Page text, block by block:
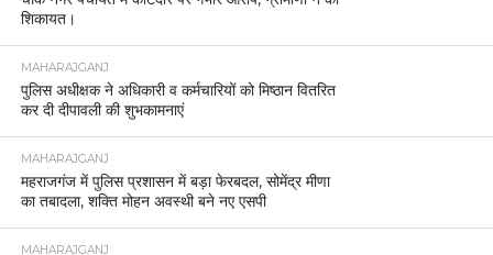
शिकायत।
MAHARAJGANJ
पुलिस अधीक्षक ने अधिकारी व कर्मचारियों को मिष्ठान वितरित
कर दी दीपावली की शुभकामनाएं
MAHARAJGANJ
महराजगंज में पुलिस प्रशासन में बड़ा फेरबदल, सोमेंद्र मीणा
का तबादला, शक्ति मोहन अवस्थी बने नए एसपी
MAHARAJGANJ